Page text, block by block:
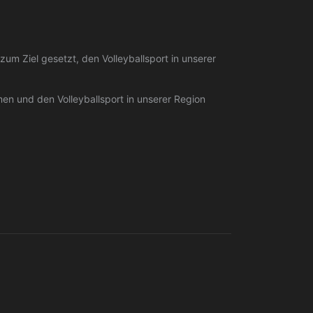
Ziel gesetzt, den Volleyballsport in unserer
und den Volleyballsport in unserer Region